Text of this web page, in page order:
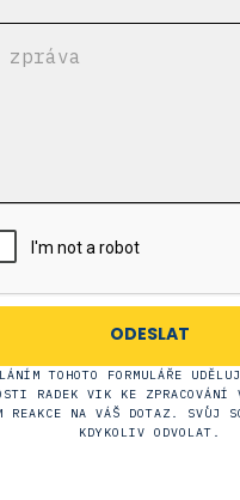
TOHOTO FORMULÁŘE
RADEK VIK KE ZPRACOVÁNÍ
REAKCE NA VÁŠ DOTAZ. SVŮJ
KDYKOLIV ODVOLAT.